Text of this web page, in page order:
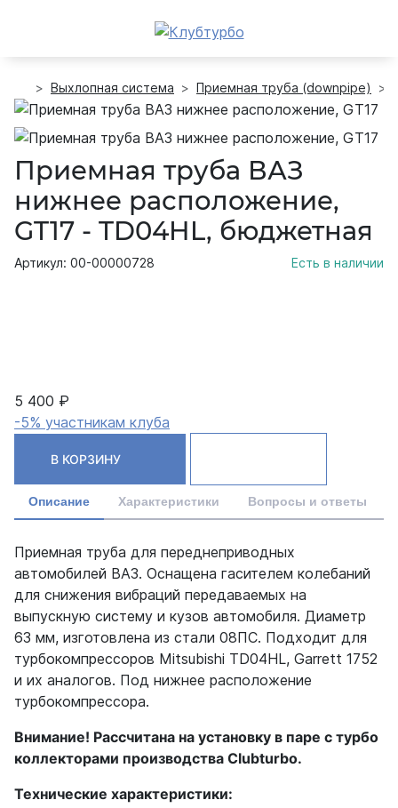
Выхлопная система Приемная труба (downpipe)
Приемная труба ВАЗ
нижнее расположение,
GT17 - TD04HL, бюджетная
Артикул: 00-00000728 Есть в наличии
5 400 ₽
-5% участникам клуба
В КОРЗИНУ
Описание Характеристики Вопросы и ответы
Приемная труба для переднеприводных
автомобилей ВАЗ. Оснащена гасителем колебаний
для снижения вибраций передаваемых на
выпускную систему и кузов автомобиля. Диаметр
63 мм, изготовлена из стали 08ПС. Подходит для
турбокомпрессоров Mitsubishi TD04HL, Garrett 1752
и их аналогов. Под нижнее расположение
турбокомпрессора.
Внимание! Рассчитана на установку в паре с турбо
коллекторами производства Clubturbo.
Технические характеристики: